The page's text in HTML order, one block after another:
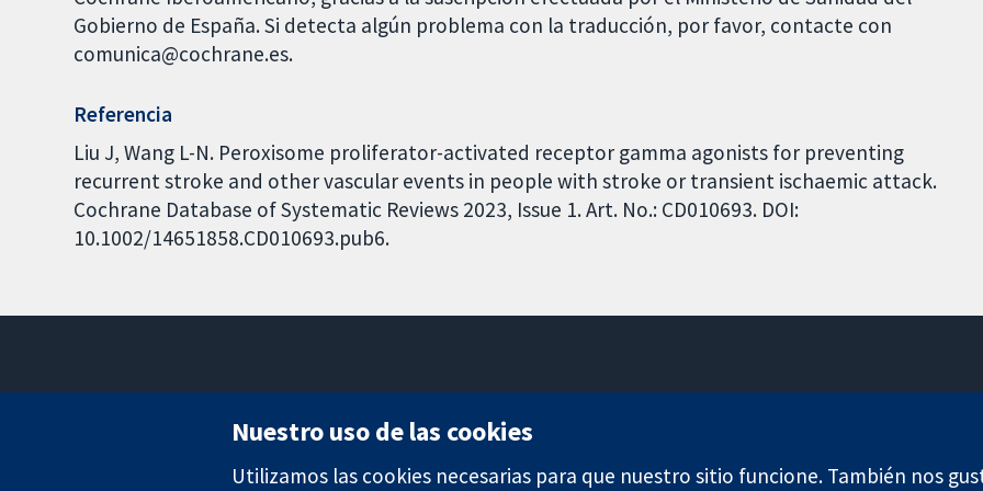
Gobierno de España. Si detecta algún problema con la traducción, por favor, contacte con
comunica@cochrane.es.
Referencia
Liu J, Wang L-N. Peroxisome proliferator-activated receptor gamma agonists for preventing
recurrent stroke and other vascular events in people with stroke or transient ischaemic attack.
Cochrane Database of Systematic Reviews 2023, Issue 1. Art. No.: CD010693. DOI:
10.1002/14651858.CD010693.pub6.
Londres
Reino Unido
Nuestro uso de las cookies
Utilizamos las cookies necesarias para que nuestro sitio funcione. También nos